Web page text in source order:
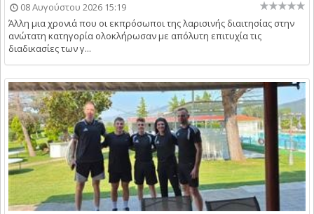
08 Αυγούστου 2026 15:19
Άλλη μια χρονιά που οι εκπρόσωποι της λαρισινής διαιτησίας στην
ανώτατη κατηγορία ολοκλήρωσαν με απόλυτη επιτυχία τις
διαδικασίες των γ...